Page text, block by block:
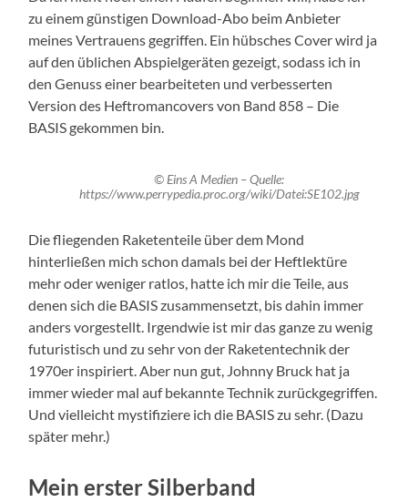
zu einem günstigen Download-Abo beim Anbieter
meines Vertrauens gegriffen. Ein hübsches Cover wird ja
auf den üblichen Abspielgeräten gezeigt, sodass ich in
den Genuss einer bearbeiteten und verbesserten
Version des Heftromancovers von Band 858 – Die
BASIS gekommen bin.
© Eins A Medien – Quelle:
https://www.perrypedia.proc.org/wiki/Datei:SE102.jpg
Die fliegenden Raketenteile über dem Mond
hinterließen mich schon damals bei der Heftlektüre
mehr oder weniger ratlos, hatte ich mir die Teile, aus
denen sich die BASIS zusammensetzt, bis dahin immer
anders vorgestellt. Irgendwie ist mir das ganze zu wenig
futuristisch und zu sehr von der Raketentechnik der
1970er inspiriert. Aber nun gut, Johnny Bruck hat ja
immer wieder mal auf bekannte Technik zurückgegriffen.
Und vielleicht mystifiziere ich die BASIS zu sehr. (Dazu
später mehr.)
Mein erster Silberband